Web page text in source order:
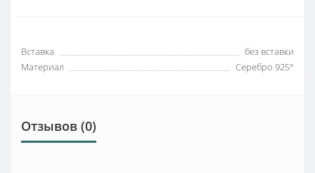
Вставка
без вставки
Материал
Серебро 925°
Отзывов (0)